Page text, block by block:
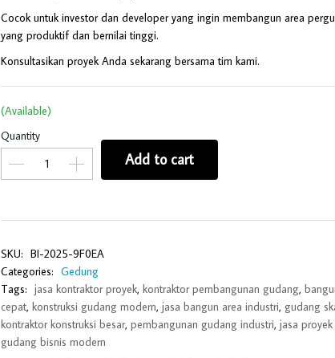
Cocok untuk investor dan developer yang ingin membangun area
yang produktif dan bernilai tinggi.
Konsultasikan proyek Anda sekarang bersama tim kami.
(Available)
Quantity
Add to cart
SKU: BI-2025-9F0EA
Categories: Gedung
Tags: jasa kontraktor proyek, kontraktor pembangunan gudang,
cepat, konstruksi gudang modern, jasa bangun area industri, gudang
kontraktor konstruksi besar, pembangunan gudang industri, jasa
gudang bisnis modern